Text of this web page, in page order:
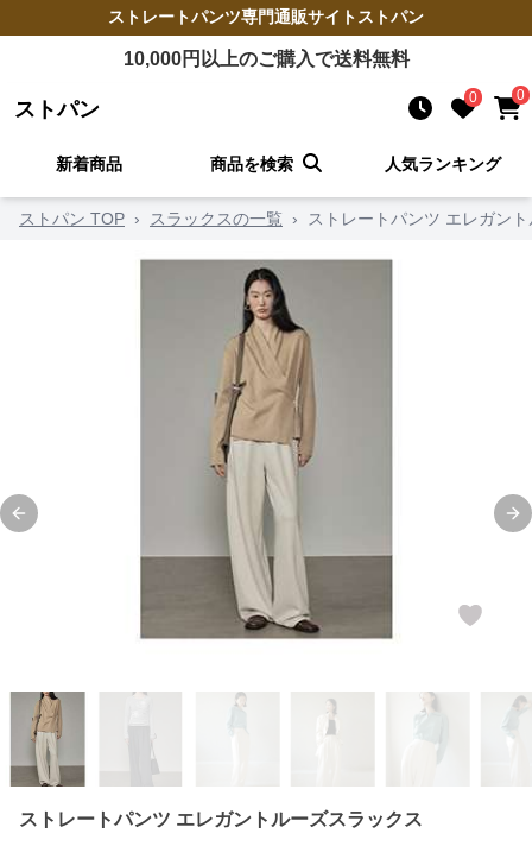
ストレートパンツ専門通販サイト ストパン
10,000円以上のご購入で送料無料
ストパン 0 0
新着商品 商品を検索 人気ランキング
ストパン TOP › スラックスの一覧 › ストレートパンツ エレガン
Previous slide
ストレートパンツ エレガントルーズスラックス